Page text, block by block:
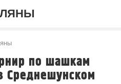
по шашкам
Среднешунском